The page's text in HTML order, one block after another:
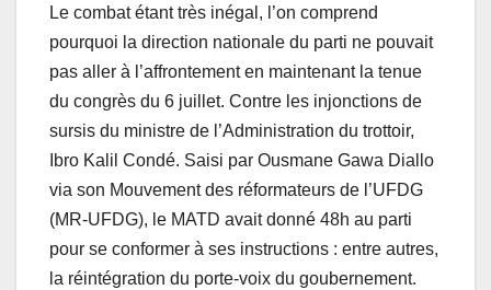
Le combat étant très inégal, l’on comprend
pourquoi la direction nationale du parti ne pouvait
pas aller à l’affrontement en maintenant la tenue
du congrès du 6 juillet. Contre les injonctions de
sursis du ministre de l’Administration du trottoir,
Ibro Kalil Condé. Saisi par Ousmane Gawa Diallo
via son Mouvement des réformateurs de l’UFDG
(MR-UFDG), le MATD avait donné 48h au parti
pour se conformer à ses instructions : entre autres,
la réintégration du porte-voix du goubernement.